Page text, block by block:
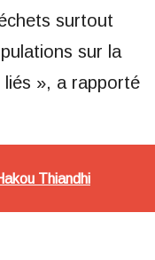
surtout
sur la
liés », a rapporté
Thiandhi